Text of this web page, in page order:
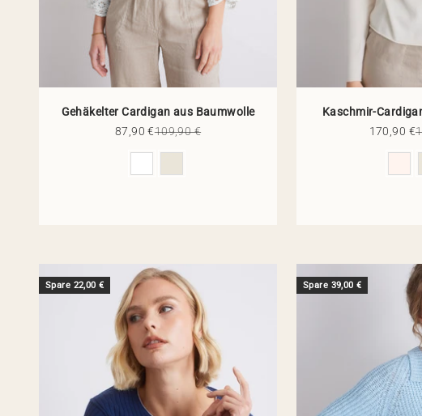
Gehäkelter Cardigan aus Baumwolle
Angebot
87,90 €Regulärer Preis
109,90 €
Kaschmir-
Angebot
170,90 €
Spare 22,00 € Spare 39,00 €